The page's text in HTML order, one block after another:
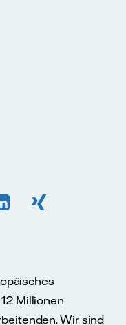
Millionen
Wir sind